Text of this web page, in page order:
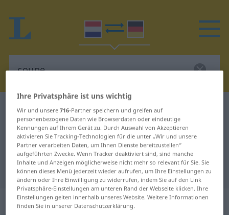
Niederländisch-Deutsch Wörterbuch
Niederländisch-Deutsch
Übersetzung für "coupe"
"coupe" Deutsch Übersetzung
„coupe“: zelfstandig naamwoord
Ihre Privatsphäre ist uns wichtig
Wir und unsere716-Partner speichern und greifen auf
personenbezogene Daten wie Browserdaten oder eindeutige
Kennungen auf Ihrem Gerät zu. Durch Auswahl von Akzeptieren
aktivieren Sie Tracking-Technologien für die unter „Wir und unsere
Partner verarbeiten Daten, um Ihnen Dienste bereitzustellen“
aufgeführten Zwecke. Wenn Tracker deaktiviert sind, sind manche
Inhalte und Anzeigen möglicherweise nicht mehr so relevant für Sie. Sie
können dieses Menü jederzeit wieder aufrufen, um Ihre Einstellungen zu
ändern oder Ihre Einwilligung zu widerrufen, indem Sie auf den Link
Privatsphäre-Einstellungen am unteren Rand der Webseite klicken. Ihre
Einstellungen gelten innerhalb unseres Website. Weitere Informationen
finden Sie in unserer Datenschutzerklärung.